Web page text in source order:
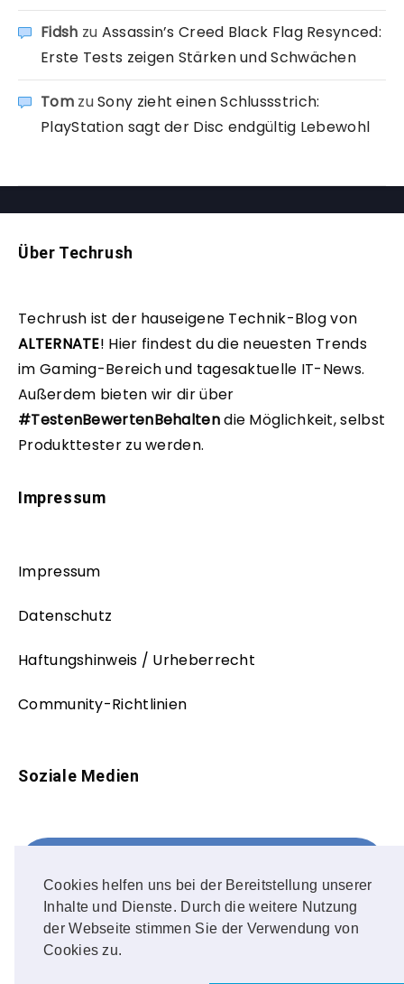
Cookies helfen uns bei der Bereitstellung unserer
Inhalte und Dienste. Durch die weitere Nutzung
der Webseite stimmen Sie der Verwendung von
Cookies zu.
Fidsh zu Assassin’s Creed Black Flag Resynced:
Erste Tests zeigen Stärken und Schwächen
TomzuSony zieht einen Schlussstrich:
PlayStation sagt der Disc endgültig Lebewohl
Über Techrush
Techrush ist der hauseigene Technik-Blog von
ALTERNATE! Hier findest du die neuesten Trends
im Gaming-Bereich und tagesaktuelle IT-News.
Außerdem bieten wir dir über
#TestenBewertenBehaltendie Möglichkeit, selbst
Produkttester zu werden.
Impressum
Impressum
Datenschutz
Haftungshinweis / Urheberrecht
Community-Richtlinien
Soziale Medien
FOLLOW ME!
Instagram
OUR PHOTOS!